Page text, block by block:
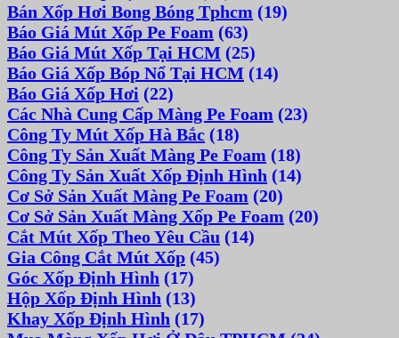
Bán Xốp Hơi Bong Bóng Tphcm (19)
Báo Giá Mút Xốp Pe Foam (63)
Báo Giá Mút Xốp Tại HCM (25)
Báo Giá Xốp Bóp Nổ Tại HCM (14)
Báo Giá Xốp Hơi (22)
Các Nhà Cung Cấp Màng Pe Foam (23)
Công Ty Mút Xốp Hà Bắc (18)
Công Ty Sản Xuất Màng Pe Foam (18)
Công Ty Sản Xuất Xốp Định Hình (14)
Cơ Sở Sản Xuất Màng Pe Foam (20)
Cơ Sở Sản Xuất Màng Xốp Pe Foam (20)
Cắt Mút Xốp Theo Yêu Cầu (14)
Gia Công Cắt Mút Xốp (45)
Góc Xốp Định Hình (17)
Hộp Xốp Định Hình (13)
Khay Xốp Định Hình (17)